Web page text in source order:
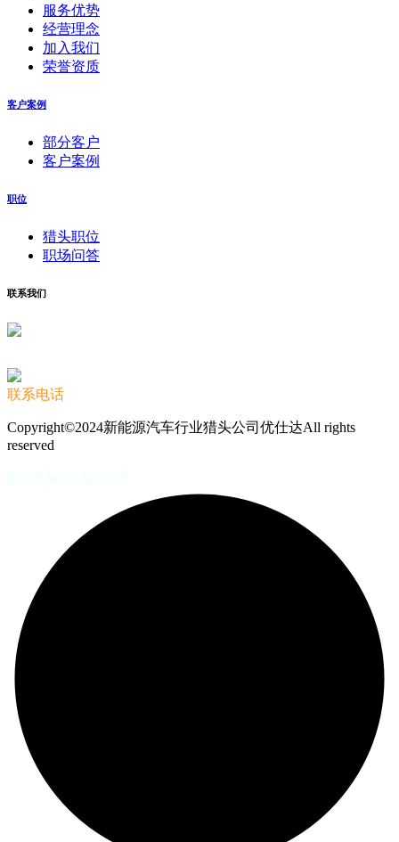
服务优势
经营理念
加入我们
荣誉资质
客户案例
部分客户
客户案例
职位
猎头职位
职场问答
联系我们
联系电话
Copyright©2024新能源汽车行业猎头公司优仕达All rights
reserved